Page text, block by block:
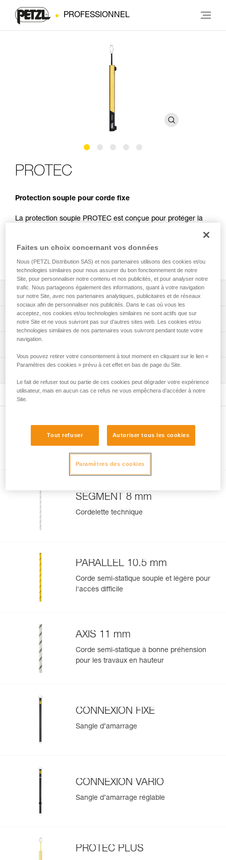
PROFESSIONNEL
PROTEC
Protection souple pour corde fixe
La protection souple PROTEC est conçue pour protéger la
polyvalente, PROTEC convient à tous les diamètres de
cordes professionnelles, mais aussi aux sangles d'amarrage.
Descriptif
Protection souple pour corde fixe :
- bâche souple et légère en TPU (sans PVC),
- fermeture par bandes auto-agrippantes.
- ouverture facilitée par deux tirettes, manipulables avec
des gants,
- bonne préhension de la pince de maintien pour une mise
en place rapide et facile sur la corde.
Polyvalente :
bas,
- convient aux différents diamètres de cordes
professionnelles,
- permet aussi de protéger une sangle d'amarrage de type
arêtes tranchantes. Pour ce type d'utilisation, optez pour
la protection pour corde ROLLER COASTER.
Spécifications techniques
Matière(s): TPU, polyamide, aluminium
Poids: 130 g
Dimensions: 56 x 5 x 2,5 cm
Spécifications référence(s)
Référence : R003AA00
Informations techniques
Notice
PROTEC-1
FAQ
Voir tous les contenus techniques
Gérer et inspecter facilement votre EPI
s'afficheront automatiquement.
Importez et exportez facilement vos données EPI
existantes.
Voir l'historique d'un produit à partir de sa date de
En savoir plus
Autres produits
Produits complémentaires
SEGMENT 8 mm
Cordelette technique
PARALLEL 10.5 mm
Corde semi-statique souple et légère pour
l'accès difficile
AXIS 11 mm
Corde semi-statique à bonne préhension
pour les travaux en hauteur
CONNEXION FIXE
Sangle d’amarrage
CONNEXION VARIO
Sangle d’amarrage réglable
PROTEC PLUS
Faites un choix concernant vos données
Nous (PETZL Distribution SAS) et nos partenaires utilisons des cookies et/ou
technologies similaires pour nous assurer du bon fonctionnement de notre
Site, pour personnaliser notre contenu et nos publicités, et pour analyser notre
trafic. Nous partageons également des informations, quant à votre navigation
sur notre Site, avec nos partenaires analytiques, publicitaires et de réseaux
sociaux afin de personnaliser nos publicités. Dans le cas où vous les
acceptez, nos cookies et/ou technologies similaires ne sont actifs que sur
notre Site et ne vous suivront pas sur d’autres sites web. Les cookies et/ou
technologies similaires de nos partenaires vous suivront pendant toute votre
navigation.
Vous pouvez retirer votre consentement à tout moment en cliquant sur le lien «
Paramètres des cookies » prévu à cet effet en bas de page du Site.
Le fait de refuser tout ou partie de ces cookies peut dégrader votre expérience
utilisateur, mais en aucun cas ce refus ne vous empêchera d’accéder à notre
Site.
Tout refuser Autoriser tous les cookies
Paramètres des cookies